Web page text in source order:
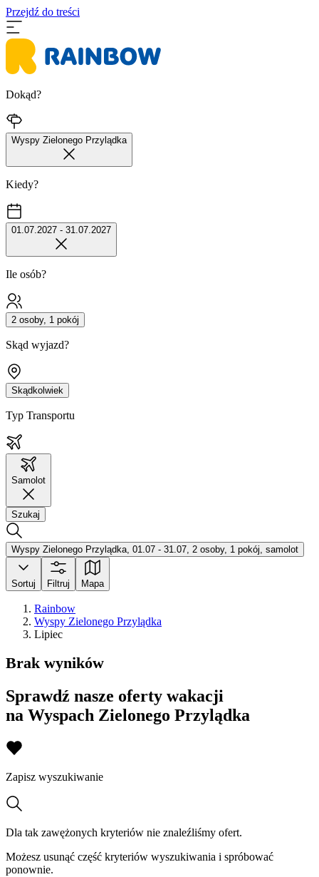
Przejdź do treści
Dokąd?
Wyspy Zielonego Przylądka
Kiedy?
01.07.2027 - 31.07.2027
Ile osób?
2 osoby, 1 pokój
Skąd wyjazd?
Skądkolwiek
Typ Transportu
Samolot
Szukaj
Wyspy Zielonego Przylądka, 01.07 - 31.07, 2 osoby, 1 pokój, samolot
Sortuj Filtruj Mapa
Rainbow
Wyspy Zielonego Przylądka
Lipiec
Brak wyników
Sprawdź nasze oferty wakacji
na Wyspach Zielonego Przylądka
Zapisz wyszukiwanie
Dla tak zawężonych kryteriów nie znaleźliśmy ofert.
Możesz usunąć część kryteriów wyszukiwania i spróbować
ponownie.